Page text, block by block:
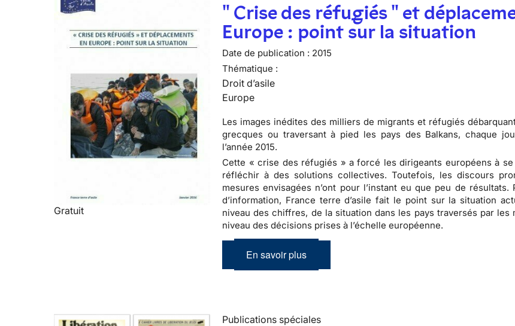
Gratuit
" Crise des réfugiés " et
Europe : point sur la situation
Date de publication : 2015
Thématique :
Droit d’asile
Europe
Les images inédites des milliers de migrants et réfugiés
grecques ou traversant à pied les pays des Balkans, chaque
l’année 2015.
Cette « crise des réfugiés » a forcé les dirigeants européens à
réfléchir à des solutions collectives. Toutefois, les discours
mesures envisagées n’ont pour l’instant eu que peu de résultats.
d’information, France terre d’asile fait le point sur la situation
niveau des chiffres, de la situation dans les pays traversés par les
niveau des décisions prises à l’échelle européenne.
En savoir plus
Publications spéciales